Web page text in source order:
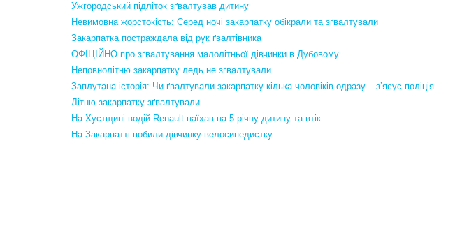
Ужгородський підліток зґвалтував дитину
Невимовна жорстокість: Серед ночі закарпатку обікрали та зґвалтували
Закарпатка постраждала від рук ґвалтівника
ОФІЦІЙНО про зґвалтування малолітньої дівчинки в Дубовому
Неповнолітню закарпатку ледь не зґвалтували
Заплутана історія: Чи ґвалтували закарпатку кілька чоловіків одразу – з’ясує поліція
Літню закарпатку зґвалтували
На Хустщині водій Renault наїхав на 5-річну дитину та втік
На Закарпатті побили дівчинку-велосипедистку